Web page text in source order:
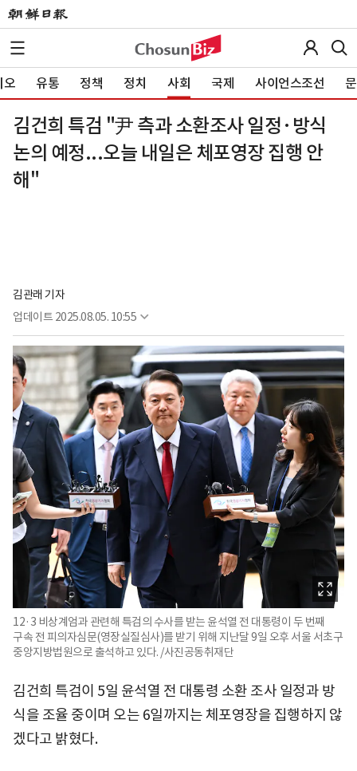
오 유통 정책 정치 사회 국제 사이언스조선
김건희 특검 "尹 측과 소환조사 일정·방식
논의 예정...오늘 내일은 체포영장 집행 안
해"
김관래 기자
업데이트 2025.08.05. 10:55
12·3 비상계엄과 관련해 특검의 수사를 받는 윤석열 전 대통령이 두 번째
구속 전 피의자심문(영장실질심사)를 받기 위해 지난달 9일 오후 서울 서초구
중앙지방법원으로 출석하고 있다. /사진공동취재단
김건희 특검이 5일 윤석열 전 대통령 소환 조사 일정과 방
식을 조율 중이며 오는 6일까지는 체포영장을 집행하지 않
겠다고 밝혔다.